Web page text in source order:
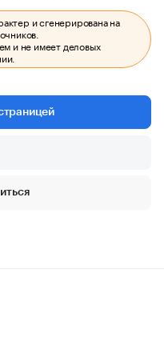
и сгенерирована на
и не имеет деловых